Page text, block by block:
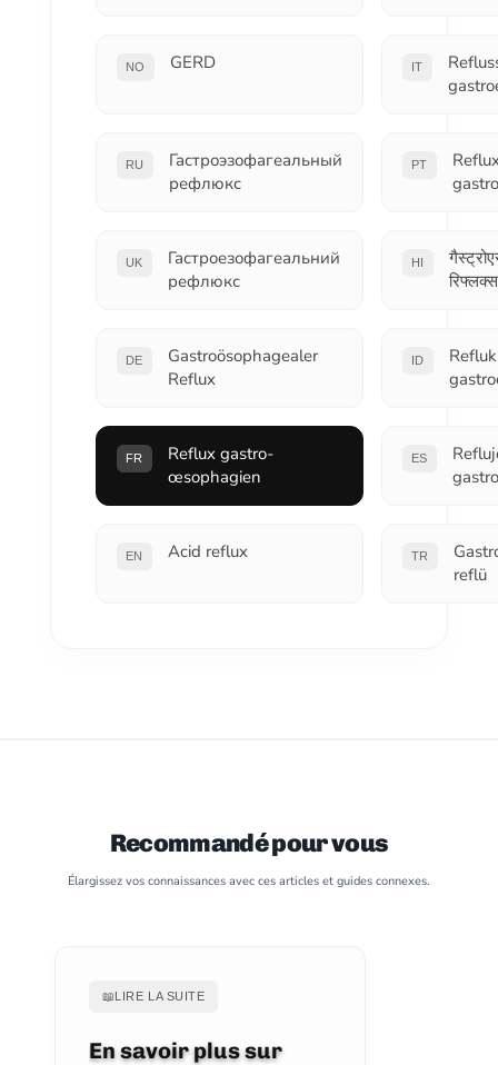
NO GERD IT
RU
Гастроэзофагеальный
рефлюкс
PT
UK
Гастроезофагеальний
рефлюкс
HI
रिफ्लक्स
DE
Gastroösophagealer
Reflux
ID
FR
Reflux gastro-
œsophagien
ES
EN Acid reflux TR
reflü
Recommandé pour vous
Élargissez vos connaissances avec ces articles et guides connexes.
📖LIRE LA SUITE
En savoir plus sur